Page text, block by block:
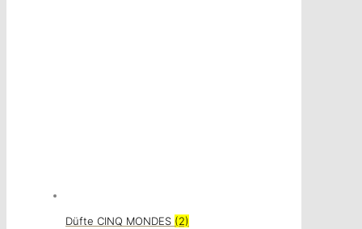
Düfte CINQ MONDES (2)